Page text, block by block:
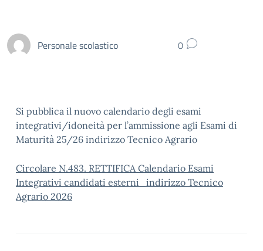
Personale scolastico 0
Si pubblica il nuovo calendario degli esami
integrativi/idoneità per l’ammissione agli Esami di
Maturità 25/26 indirizzo Tecnico Agrario
Circolare N.483. RETTIFICA Calendario Esami
Integrativi candidati esterni_indirizzo Tecnico
Agrario 2026